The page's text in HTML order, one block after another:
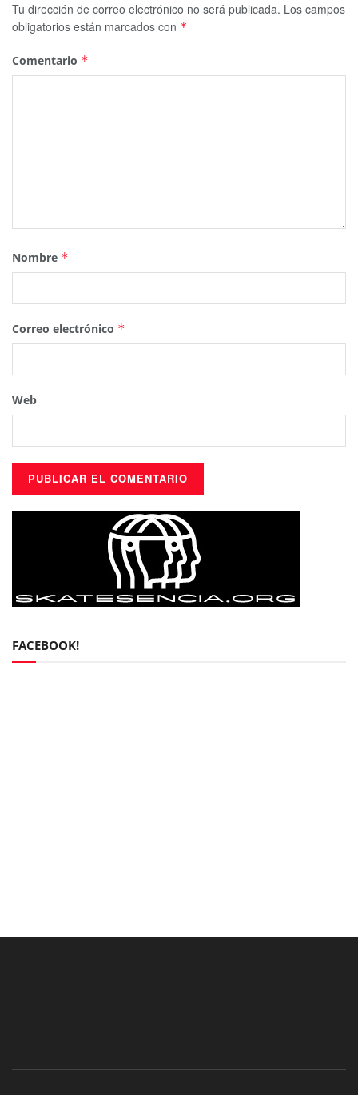
Tu dirección de correo electrónico no será publicada. Los campos
obligatorios están marcados con *
Comentario *
Nombre *
Correo electrónico *
Web
FACEBOOK!